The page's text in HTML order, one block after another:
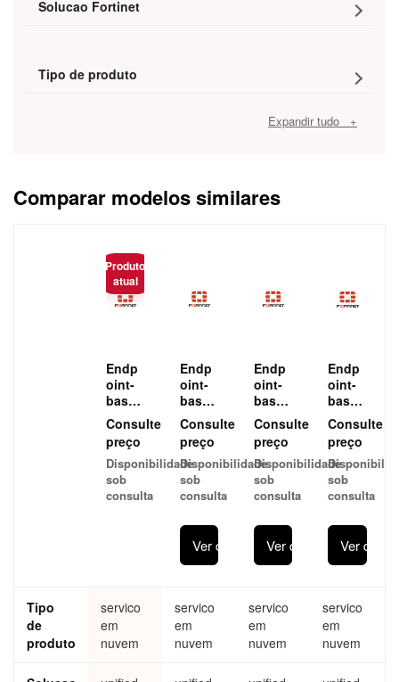
Solucao Fortinet
Tipo de produto
Expandir tudo +
Comparar modelos similares
Produto
atual
Endp
oint-
based
Licen
ses -
VPN/Z
TNA
Agent
and
sics
Subsc
riptio
Consulte
preço
Disponibilidade
sob
consulta
Endp
oint-
based
Licen
ses -
Chro
mebo
ok
FortiC
Chro
mebo
ok
n for
25
endp
Consulte
preço
Disponibilidade
sob
consulta
Ver detalhes
Endp
oint-
based
Licen
ses -
Chro
mebo
ok
FortiC
Chro
mebo
ok
n for
25
endp
Consulte
preço
Disponibilidade
sob
consulta
Ver detalhes
Endp
oint-
based
Licen
ses -
Chro
mebo
ok
FortiC
Chro
mebo
ok
n for
25
endpo
Consulte
preço
sob
consulta
Ver
Tipo
de
produto
servico
em
nuvem
servico
em
nuvem
servico
em
nuvem
servico
em
nuvem